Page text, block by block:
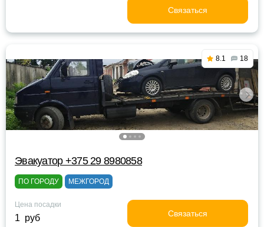
Связаться
8.1 18
Эвакуатор +375 29 8980858
ПО ГОРОДУ МЕЖГОРОД
Цена посадки
1 руб Связаться